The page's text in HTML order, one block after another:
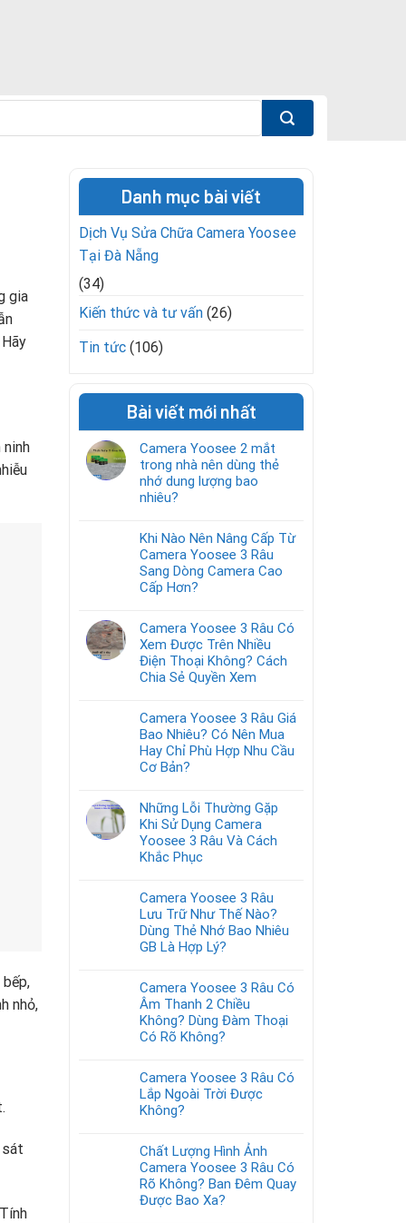
gia
ninh
nhỏ,
sát
Danh mục bài viết
Dịch Vụ Sửa Chữa Camera Yoosee
Tại Đà Nẵng
(34)
Kiến thức và tư vấn (26)
Tin tức (106)
Bài viết mới nhất
Camera Yoosee 2 mắt
trong nhà nên dùng thẻ
nhớ dung lượng bao
nhiêu?
Khi Nào Nên Nâng Cấp Từ
Camera Yoosee 3 Râu
Sang Dòng Camera Cao
Cấp Hơn?
Camera Yoosee 3 Râu Có
Xem Được Trên Nhiều
Điện Thoại Không? Cách
Chia Sẻ Quyền Xem
Camera Yoosee 3 Râu Giá
Bao Nhiêu? Có Nên Mua
Hay Chỉ Phù Hợp Nhu Cầu
Cơ Bản?
Những Lỗi Thường Gặp
Khi Sử Dụng Camera
Yoosee 3 Râu Và Cách
Khắc Phục
Camera Yoosee 3 Râu
Lưu Trữ Như Thế Nào?
Dùng Thẻ Nhớ Bao Nhiêu
GB Là Hợp Lý?
Camera Yoosee 3 Râu Có
Âm Thanh 2 Chiều
Không? Dùng Đàm Thoại
Có Rõ Không?
Camera Yoosee 3 Râu Có
Lắp Ngoài Trời Được
Không?
Chất Lượng Hình Ảnh
Camera Yoosee 3 Râu Có
Rõ Không? Ban Đêm Quay
Được Bao Xa?